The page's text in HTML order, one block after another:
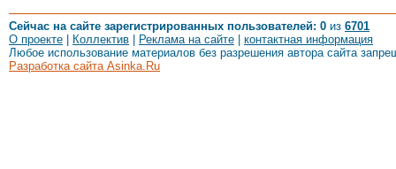
Сейчас на сайте зарегистрированных пользователей: 0 из 6701
О проекте
Коллектив Реклама на сайте
контактная информация
Любое использование материалов без разрешения автора сайта
Разработка сайта Asinka.Ru